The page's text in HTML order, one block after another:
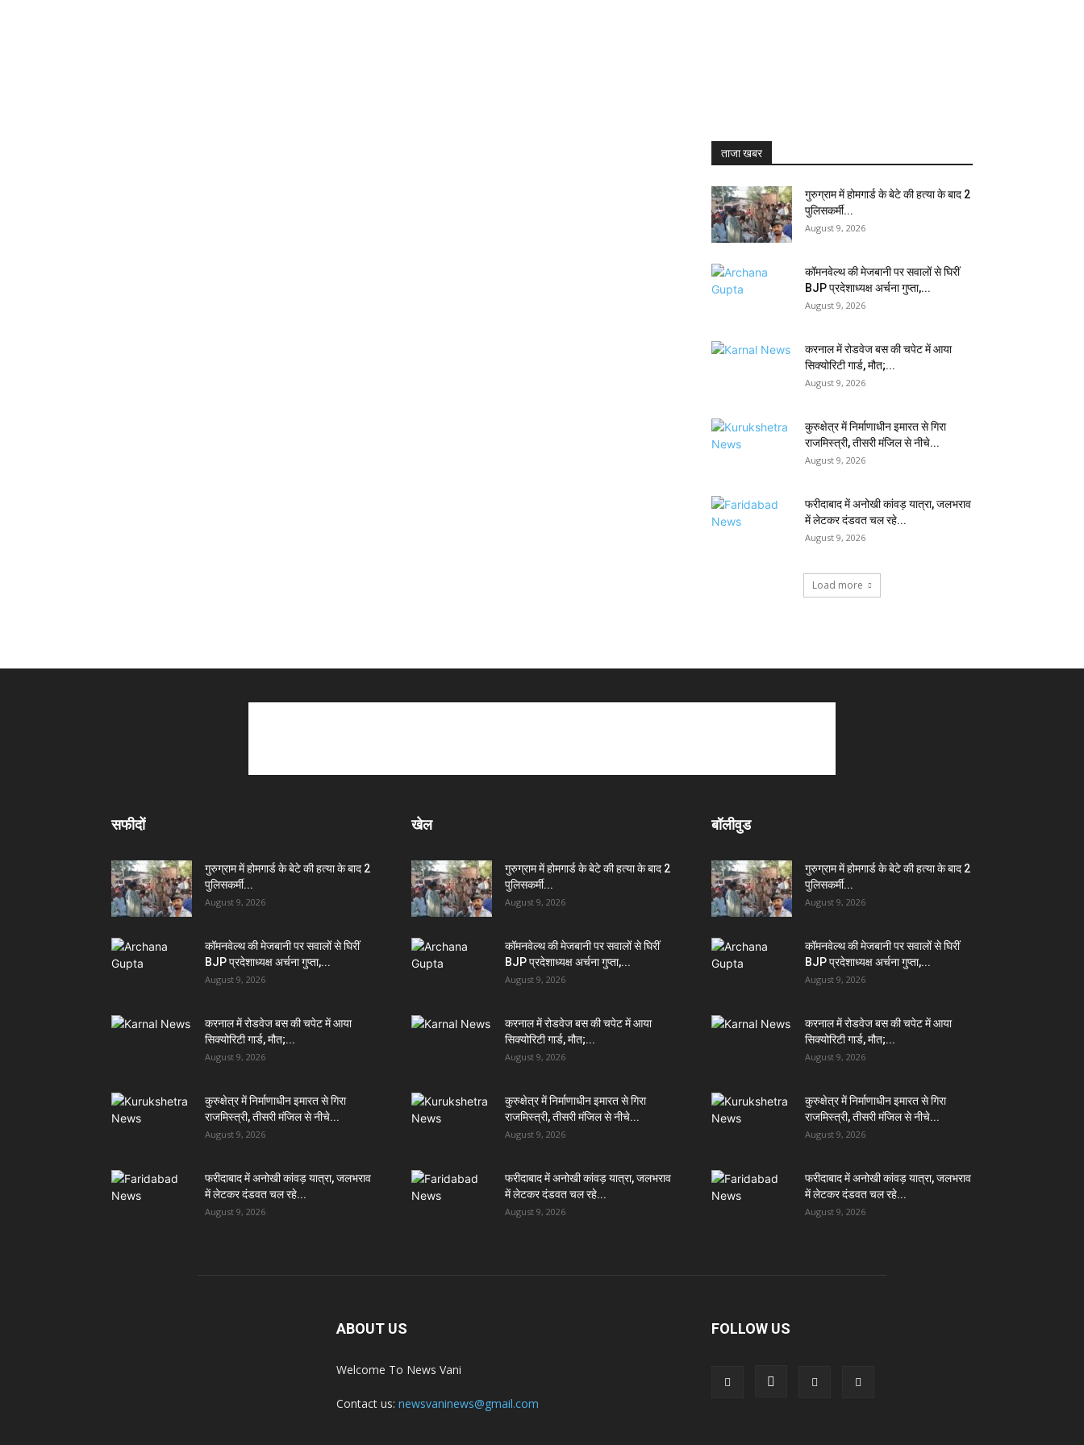
ताजा खबर
गुरुग्राम में होमगार्ड के बेटे की हत्या के बाद 2
पुलिसकर्मी...
August 9, 2026
कॉमनवेल्थ की मेजबानी पर सवालों से घिरीं
BJP प्रदेशाध्यक्ष अर्चना गुप्ता,...
August 9, 2026
करनाल में रोडवेज बस की चपेट में आया
सिक्योरिटी गार्ड, मौत;...
August 9, 2026
कुरुक्षेत्र में निर्माणाधीन इमारत से गिरा
राजमिस्त्री, तीसरी मंजिल से नीचे...
August 9, 2026
फरीदाबाद में अनोखी कांवड़ यात्रा, जलभराव
में लेटकर दंडवत चल रहे...
August 9, 2026
Load more
सफीदों
गुरुग्राम में होमगार्ड के बेटे की हत्या के बाद 2
पुलिसकर्मी...
August 9, 2026
कॉमनवेल्थ की मेजबानी पर सवालों से घिरीं
BJP प्रदेशाध्यक्ष अर्चना गुप्ता,...
August 9, 2026
करनाल में रोडवेज बस की चपेट में आया
सिक्योरिटी गार्ड, मौत;...
August 9, 2026
कुरुक्षेत्र में निर्माणाधीन इमारत से गिरा
राजमिस्त्री, तीसरी मंजिल से नीचे...
August 9, 2026
फरीदाबाद में अनोखी कांवड़ यात्रा, जलभराव
में लेटकर दंडवत चल रहे...
August 9, 2026
खेल
गुरुग्राम में होमगार्ड के बेटे की हत्या के बाद 2
पुलिसकर्मी...
August 9, 2026
कॉमनवेल्थ की मेजबानी पर सवालों से घिरीं
BJP प्रदेशाध्यक्ष अर्चना गुप्ता,...
August 9, 2026
करनाल में रोडवेज बस की चपेट में आया
सिक्योरिटी गार्ड, मौत;...
August 9, 2026
कुरुक्षेत्र में निर्माणाधीन इमारत से गिरा
राजमिस्त्री, तीसरी मंजिल से नीचे...
August 9, 2026
फरीदाबाद में अनोखी कांवड़ यात्रा, जलभराव
में लेटकर दंडवत चल रहे...
August 9, 2026
बॉलीवुड
गुरुग्राम में होमगार्ड के बेटे की हत्या के बाद 2
पुलिसकर्मी...
August 9, 2026
कॉमनवेल्थ की मेजबानी पर सवालों से घिरीं
BJP प्रदेशाध्यक्ष अर्चना गुप्ता,...
August 9, 2026
करनाल में रोडवेज बस की चपेट में आया
सिक्योरिटी गार्ड, मौत;...
August 9, 2026
कुरुक्षेत्र में निर्माणाधीन इमारत से गिरा
राजमिस्त्री, तीसरी मंजिल से नीचे...
August 9, 2026
फरीदाबाद में अनोखी कांवड़ यात्रा, जलभराव
में लेटकर दंडवत चल रहे...
August 9, 2026
ABOUT US
Welcome To News Vani
Contact us: newsvaninews@gmail.com
FOLLOW US